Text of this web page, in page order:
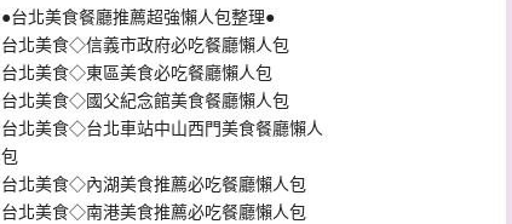
●台北美食餐廳推薦超強懶人包整理●
台北美食◇信義市政府必吃餐廳懶人包
台北美食◇東區美食必吃餐廳懶人包
台北美食◇國父紀念館美食餐廳懶人包
台北美食◇台北車站中山西門美食餐廳懶人
包
台北美食◇內湖美食推薦必吃餐廳懶人包
台北美食◇南港美食推薦必吃餐廳懶人包